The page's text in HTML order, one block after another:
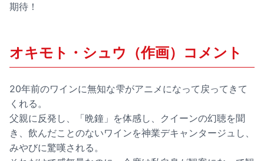
期待！
オキモト・シュウ（作画）コメント
20年前のワインに無知な雫がアニメになって戻ってきて
くれる。
父親に反発し、「晩鐘」を体感し、クイーンの幻聴を聞
き、飲んだことのないワインを神業デキャンタージュし、
みやびに驚嘆される。